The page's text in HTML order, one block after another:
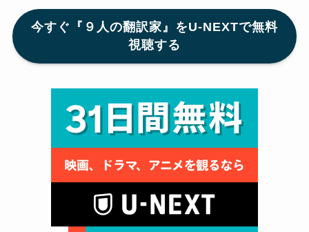
今すぐ『９人の翻訳家』をU-NEXTで無料
視聴する